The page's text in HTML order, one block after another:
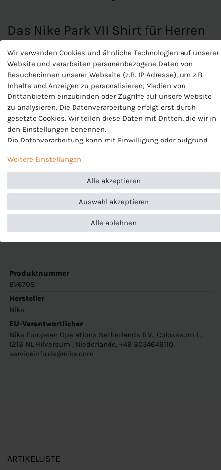
Das Nike Park VII Shirt für Herren
hat folgende Eigenschaften:
DasNike Park VII Shirt für Herrenist ein bequemes
Sportshirt mit kurzen Ärmeln das sich für verschiedene
Sportarten eignet. Es ist das perfekte Shirt um damit sein
gesamtes Team einzukleiden!
Beständigkeit:Dieses Produkt wurde aus recyceltem
Polyester hergestellt
Slim fit
Temperaturregulierung:Dri-FIT Technologie sorgt für
angenehmen und trockenen Tragekomfort; Mesh-Einsätze
für perfekte Ventilation
In mehreren Farben erhältlich, z.B. Schwarz, Weiß, Grün,
Material:100% Polyester
Produktnummer
BV6708
Hersteller
Nike
EU-Verantwortlicher
Nike European Operations Netherlands B.V., Colosseum 1 ,
1213 NL Hilversum , Niederlande, +49 3034649110,
serviceinfo.de@nike.com
ARTIKELLISTE
Wir verwenden Cookies und ähnliche Technologien auf unserer
Website und verarbeiten personenbezogene Daten von
Besucher:innen unserer Webseite (z.B. IP-Adresse), um z.B.
Inhalte und Anzeigen zu personalisieren, Medien von
Drittanbietern einzubinden oder Zugriffe auf unsere Website
zu analysieren. Die Datenverarbeitung erfolgt erst durch
gesetzte Cookies. Wir teilen diese Daten mit Dritten, die wir in
den Einstellungen benennen.
Die Datenverarbeitung kann mit Einwilligung oder aufgrund
erteilt oder abgelehnt werden. Es besteht das Recht, nicht
einzuwilligen und die Einwilligung zu einem späteren
Zeitpunkt zu ändern oder zu widerrufen. Beachten Sie unser
Impressumund weitere Hinweise zur Verwendung
personenbezogener Daten in unsererDaten­schutz­erklärung
Weitere Einstellungen
Alle akzeptieren
Alle ablehnen
Auswahl akzeptieren